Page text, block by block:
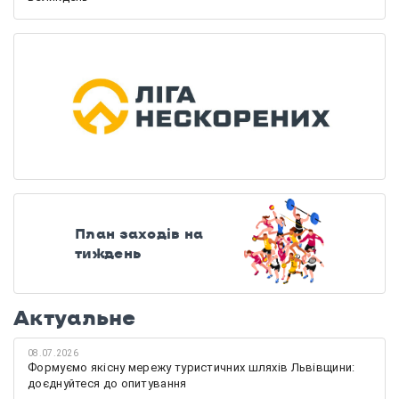
План заходів на
тиждень
Актуальне
08.07.2026
Формуємо якісну мережу туристичних шляхів Львівщини:
доєднуйтеся до опитування